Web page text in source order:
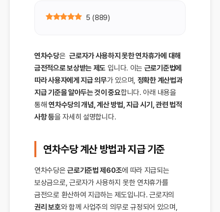
5 (889)
연차수당은 근로자가 사용하지 못한 연차휴가에 대해
금전적으로 보상받는 제도 입니다. 이는 근로기준법에
따라 사용자에게 지급 의무가 있으며, 정확한 계산법과
지급 기준을 알아두는 것이 중요합니다. 아래 내용을
통해연차수당의 개념, 계산 방법, 지급 시기, 관련 법적
사항 등을 자세히 설명합니다.
연차수당 계산 방법과 지급 기준
연차수당은근로기준법 제60조에 따라 지급되는
보상금으로, 근로자가 사용하지 못한 연차휴가를
금전으로 환산하여 지급하는 제도입니다. 근로자의
권리 보호와 함께 사업주의 의무로 규정되어 있으며,